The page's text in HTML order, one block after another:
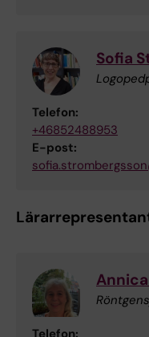
Sofia
Telefon:
+46852488953
E-post: